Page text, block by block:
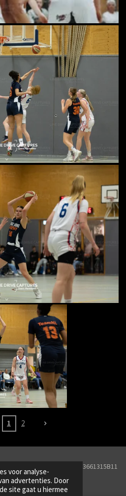
voor analyse-
advertenties. Door
site gaat u hiermee
1 2
Nr. 82251657BTW Nr. NL003661315B11